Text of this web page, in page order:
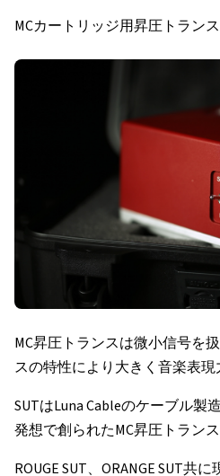
MCカートリッジ用昇圧トランス
MC昇圧トランスは微小信号を
スの特性により大きく音楽表現
SUTはLuna Cableのケーブル製
発想で創られたMC昇圧トランス
ROUGE SUT、ORANGE SUT共